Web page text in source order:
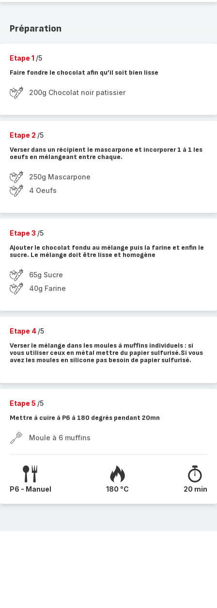
Préparation
Etape 1 /5
Faire fondre le chocolat afin qu’il soit bien lisse
200g Chocolat noir patissier
Etape 2 /5
Verser dans un récipient le mascarpone et incorporer 1 à 1 les
oeufs en mélangeant entre chaque.
250g Mascarpone
4 Oeufs
Etape 3 /5
Ajouter le chocolat fondu au mélange puis la farine et enfin le
sucre. Le mélange doit être lisse et homogène
65g Sucre
40g Farine
Etape 4 /5
Verser le mélange dans les moules à muffins individuels : si
vous utiliser ceux en métal mettre du papier sulfurisé.Si vous
avez les moules en silicone pas besoin de papier sulfurisé.
Etape 5 /5
Mettre à cuire à P6 à 180 degrés pendant 20mn
Moule à 6 muffins
P6 - Manuel 180 °C 20 min